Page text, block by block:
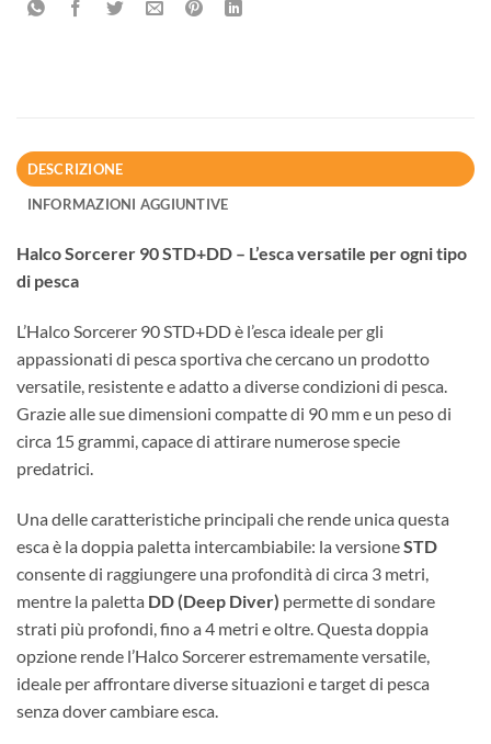
DESCRIZIONE
INFORMAZIONI AGGIUNTIVE
Halco Sorcerer 90 STD+DD – L’esca versatile per ogni tipo
di pesca
L’Halco Sorcerer 90 STD+DD è l’esca ideale per gli
appassionati di pesca sportiva che cercano un prodotto
versatile, resistente e adatto a diverse condizioni di pesca.
Grazie alle sue dimensioni compatte di 90 mm e un peso di
circa 15 grammi, capace di attirare numerose specie
predatrici.
Una delle caratteristiche principali che rende unica questa
esca è la doppia paletta intercambiabile: la versioneSTD
consente di raggiungere una profondità di circa 3 metri,
mentre la paletta DD (Deep Diver) permette di sondare
strati più profondi, fino a 4 metri e oltre. Questa doppia
opzione rende l’Halco Sorcerer estremamente versatile,
ideale per affrontare diverse situazioni e target di pesca
senza dover cambiare esca.